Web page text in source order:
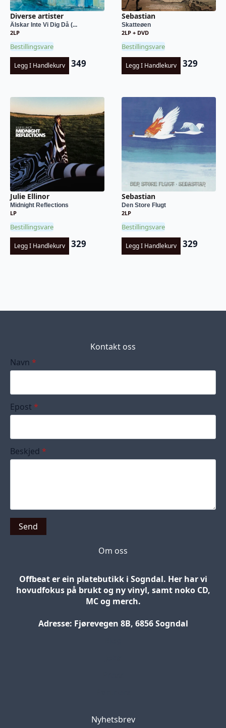
Diverse artister
Älskar Inte Vi Dig Då (...
2LP
Bestillingsvare
Legg I Handlekurv 349
Sebastian
Skatteøen
2LP + DVD
Bestillingsvare
Legg I Handlekurv 329
Julie Ellinor
Midnight Reflections
LP
Bestillingsvare
Legg I Handlekurv 329
Sebastian
Den Store Flugt
2LP
Bestillingsvare
Legg I Handlekurv 329
Kontakt oss
Navn *
Epost *
Beskjed *
Send
Om oss
Offbeat er ein platebutikk i Sogndal. Her har vi
hovudfokus på brukt og ny vinyl, samt noko CD,
MC og merch.
Adresse: Fjørevegen 8B, 6856 Sogndal
Nyhetsbrev